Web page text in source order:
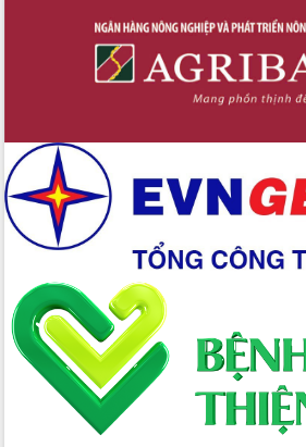
Trương Công Thái kiểm tra thực địa
Dự án cao tốc Khánh Hòa - Buôn Ma
Định vị cà phê Việt Nam như một “di
Xây dựng nông thôn mới: Nâng cao đời
sống người dân từ những mô hình thiết
thực
Quyết liệt tháo gỡ vướng mắc, đẩy
nhanh tiến độ các dự án trọng điểm
trong Khu kinh tế Nam Phú Yên
Hòn Yến phát triển du lịch gắn với bảo
tồn biển
Lấy ý kiến điều chỉnh Quy hoạch tỉnh
Đắk Lắk thời kỳ 2021-2030, tầm nhìn
đến năm 2050
Phát động chiến dịch 30 ngày đêm
giải phóng mặt bằng Tuyến đường bộ